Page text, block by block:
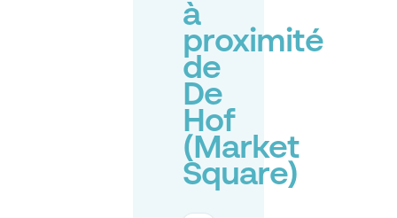
à
proximité
de
De
Hof
(Market
Square)